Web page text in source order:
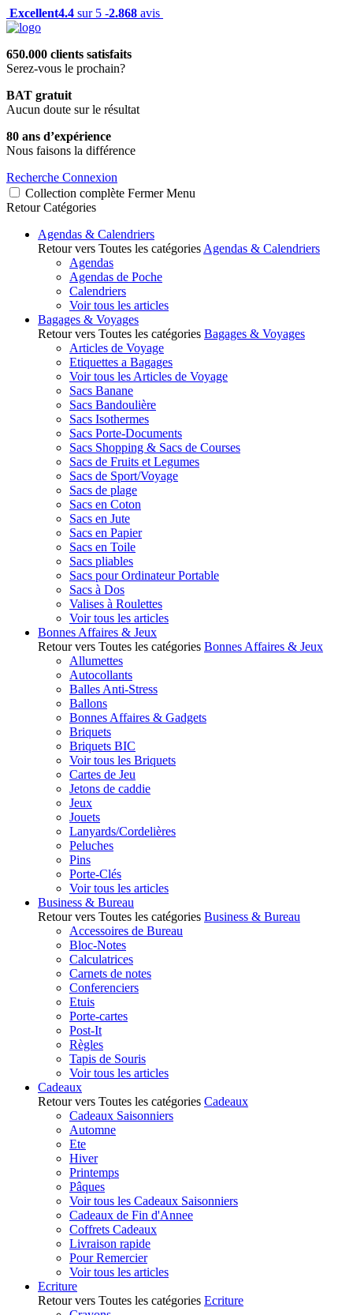
Excellent4.4 sur 5 -2.868 avis
650.000 clients satisfaits
Serez-vous le prochain?
BAT gratuit
Aucun doute sur le résultat
80 ans d’expérience
Nous faisons la différence
Recherche Connexion
Collection complète Fermer Menu
Retour Catégories
Agendas & Calendriers
Retour vers Toutes les catégories Agendas & Calendriers
Agendas
Agendas de Poche
Calendriers
Voir tous les articles
Bagages & Voyages
Retour vers Toutes les catégories Bagages & Voyages
Articles de Voyage
Etiquettes a Bagages
Voir tous les Articles de Voyage
Sacs Banane
Sacs Bandoulière
Sacs Isothermes
Sacs Porte-Documents
Sacs Shopping & Sacs de Courses
Sacs de Fruits et Legumes
Sacs de Sport/Voyage
Sacs de plage
Sacs en Coton
Sacs en Jute
Sacs en Papier
Sacs en Toile
Sacs pliables
Sacs pour Ordinateur Portable
Sacs à Dos
Valises à Roulettes
Voir tous les articles
Bonnes Affaires & Jeux
Retour vers Toutes les catégories Bonnes Affaires & Jeux
Allumettes
Autocollants
Balles Anti-Stress
Ballons
Bonnes Affaires & Gadgets
Briquets
Briquets BIC
Voir tous les Briquets
Cartes de Jeu
Jetons de caddie
Jeux
Jouets
Lanyards/Cordelières
Peluches
Pins
Porte-Clés
Voir tous les articles
Business & Bureau
Retour vers Toutes les catégories Business & Bureau
Accessoires de Bureau
Bloc-Notes
Calculatrices
Carnets de notes
Conferenciers
Etuis
Porte-cartes
Post-It
Règles
Tapis de Souris
Voir tous les articles
Cadeaux
Retour vers Toutes les catégories Cadeaux
Cadeaux Saisonniers
Automne
Ete
Hiver
Printemps
Pâques
Voir tous les Cadeaux Saisonniers
Cadeaux de Fin d'Annee
Coffrets Cadeaux
Livraison rapide
Pour Remercier
Voir tous les articles
Ecriture
Retour vers Toutes les catégories Ecriture